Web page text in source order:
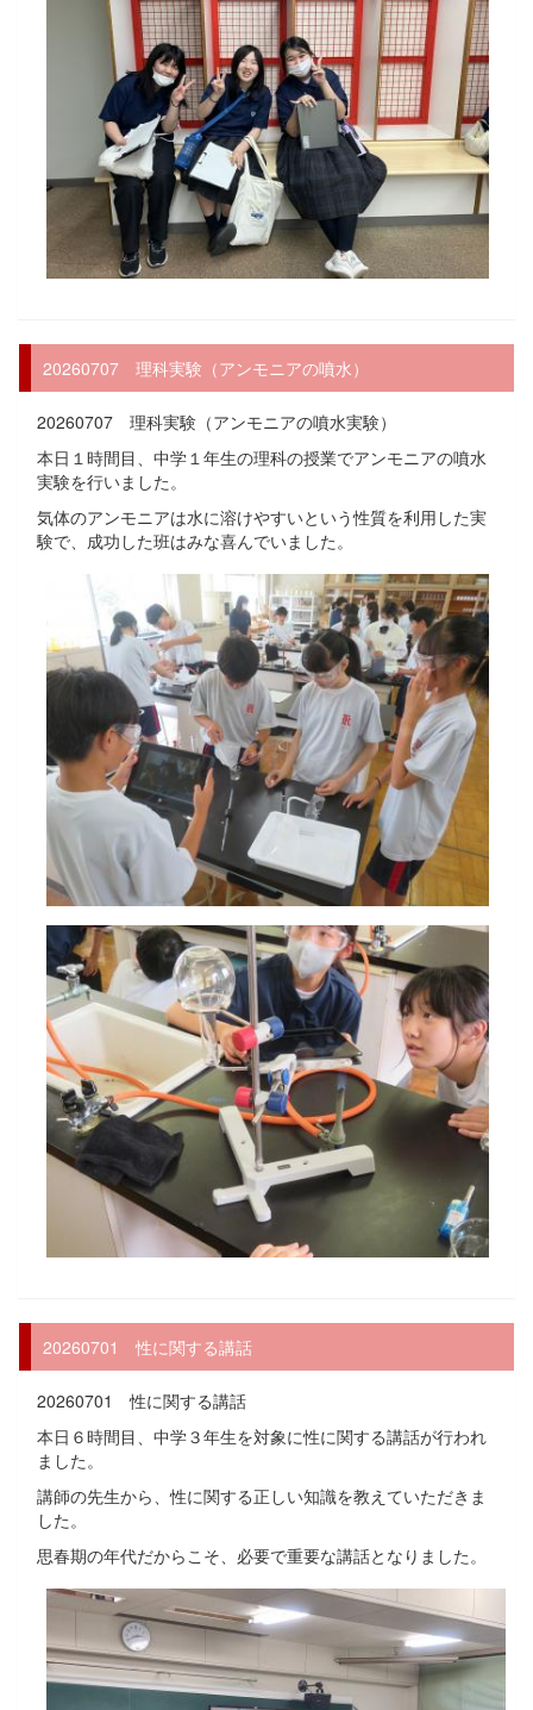
20260707 理科実験（アンモニアの噴水）
20260707 理科実験（アンモニアの噴水実験）
本日１時間目、中学１年生の理科の授業でアンモニアの噴水
実験を行いました。
気体のアンモニアは水に溶けやすいという性質を利用した実
験で、成功した班はみな喜んでいました。
20260701 性に関する講話
20260701 性に関する講話
本日６時間目、中学３年生を対象に性に関する講話が行われ
ました。
講師の先生から、性に関する正しい知識を教えていただきま
した。
思春期の年代だからこそ、必要で重要な講話となりました。